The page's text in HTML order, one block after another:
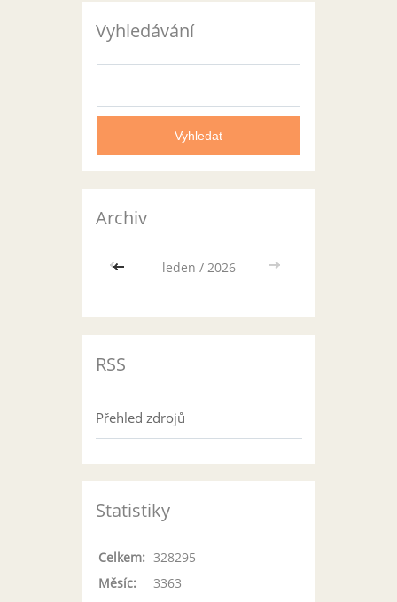
Vyhledávání
Archiv
<< leden / 2026 >>
RSS
Přehled zdrojů
Statistiky
Celkem: 328295
Měsíc:
3363